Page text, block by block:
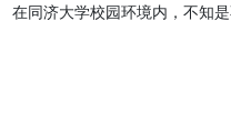
在同济大学校园环境内，不知是